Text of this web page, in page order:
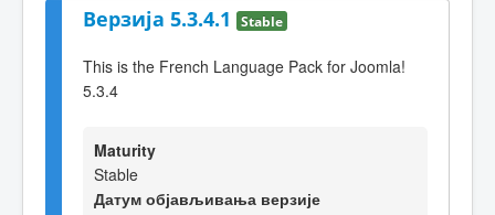
Верзија 5.3.4.1 Stable
This is the French Language Pack for Joomla!
5.3.4
Maturity
Stable
Датум објављивања верзије